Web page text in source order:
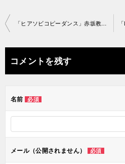
投
ナ
ビ
ー
ン
コメントを残す
名前 必須
メール（公開されません） 必須